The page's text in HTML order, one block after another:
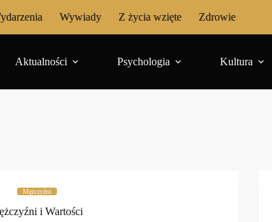
Wywiady Z życia wzięte Zdrowie
Aktualności Psychologia Kultura
Mężczyźni
i Wartości